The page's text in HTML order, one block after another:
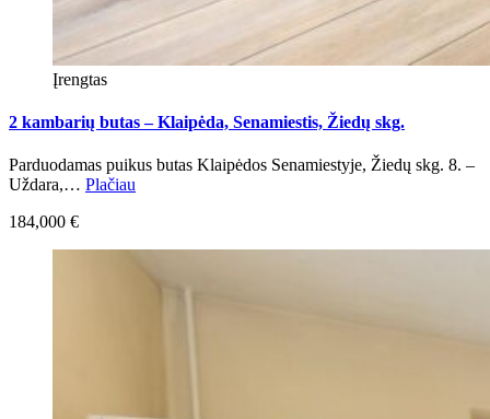
Įrengtas
2 kambarių butas – Klaipėda, Senamiestis, Žiedų skg.
Parduodamas puikus butas Klaipėdos Senamiestyje, Žiedų skg. 8. –
Uždara,… Plačiau
184,000 €